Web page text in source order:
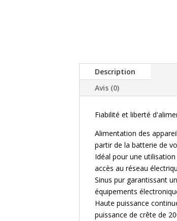
Description
Avis (0)
Fiabilité et liberté
Alimentation des
partir de la batterie de
Idéal pour une
accès au réseau
Sinus pur garantissant
équipements
Haute puissance
puissance de crête de